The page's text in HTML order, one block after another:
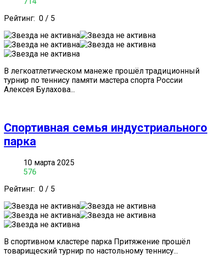
Рейтинг: 0 / 5
В легкоатлетическом манеже прошёл традиционный
турнир по теннису памяти мастера спорта России
Алексея Булахова...
Спортивная семья индустриального
парка
10 марта 2025
576
Рейтинг: 0 / 5
В спортивном кластере парка Притяжение прошёл
товарищеский турнир по настольному теннису...